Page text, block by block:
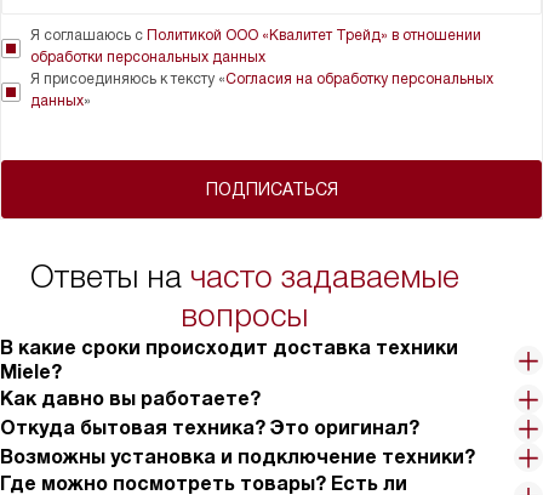
ПОДПИСАТЬСЯ
Я соглашаюсь с Политикой ООО «Квалитет Трейд» в отношении
обработки персональных данных
Я присоединяюсь к тексту «Согласия на обработку персональных
данных»
Ответы на часто задаваемые
вопросы
В какие сроки происходит доставка техники
Miele?
Как давно вы работаете?
Откуда бытовая техника? Это оригинал?
Возможны установка и подключение техники?
Где можно посмотреть товары? Есть ли